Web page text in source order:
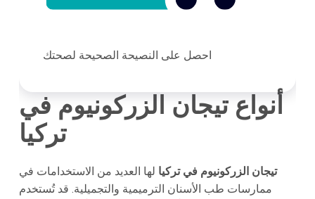
احصل على النصيحة الصحيحة لصحتك
أنواع تيجان الزركونيوم في
تركيا
تيجان الزركونيوم في تركيا لها العديد من الاستخدامات في
ممارسات طب الأسنان الترميمية والتجميلية. قد تُستخدم